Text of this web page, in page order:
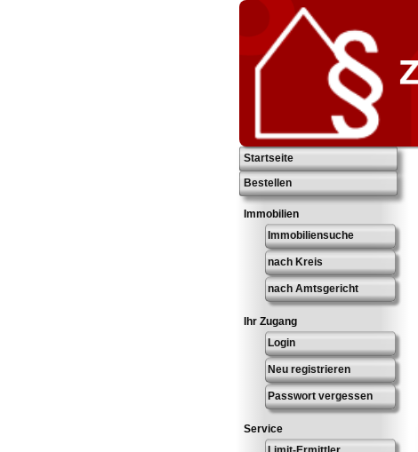
Startseite
Bestellen
Immobilien
Immobiliensuche
nach Kreis
nach Amtsgericht
Ihr Zugang
Login
Neu registrieren
Passwort vergessen
Service